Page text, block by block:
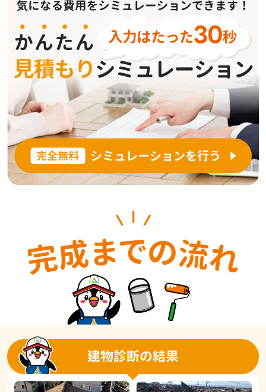
建物診断の結果